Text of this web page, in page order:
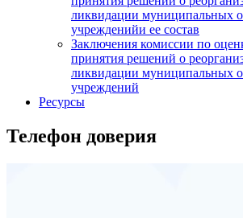
ликвидации муниципальных
учрежденийи ее состав
Заключения комиссии по
принятия решений о
ликвидации муниципальных
учреждений
Ресурсы
Телефон доверия